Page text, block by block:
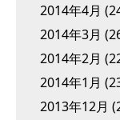
2014年4月
2014年3月
2014年2月
2014年1月
2013年12月